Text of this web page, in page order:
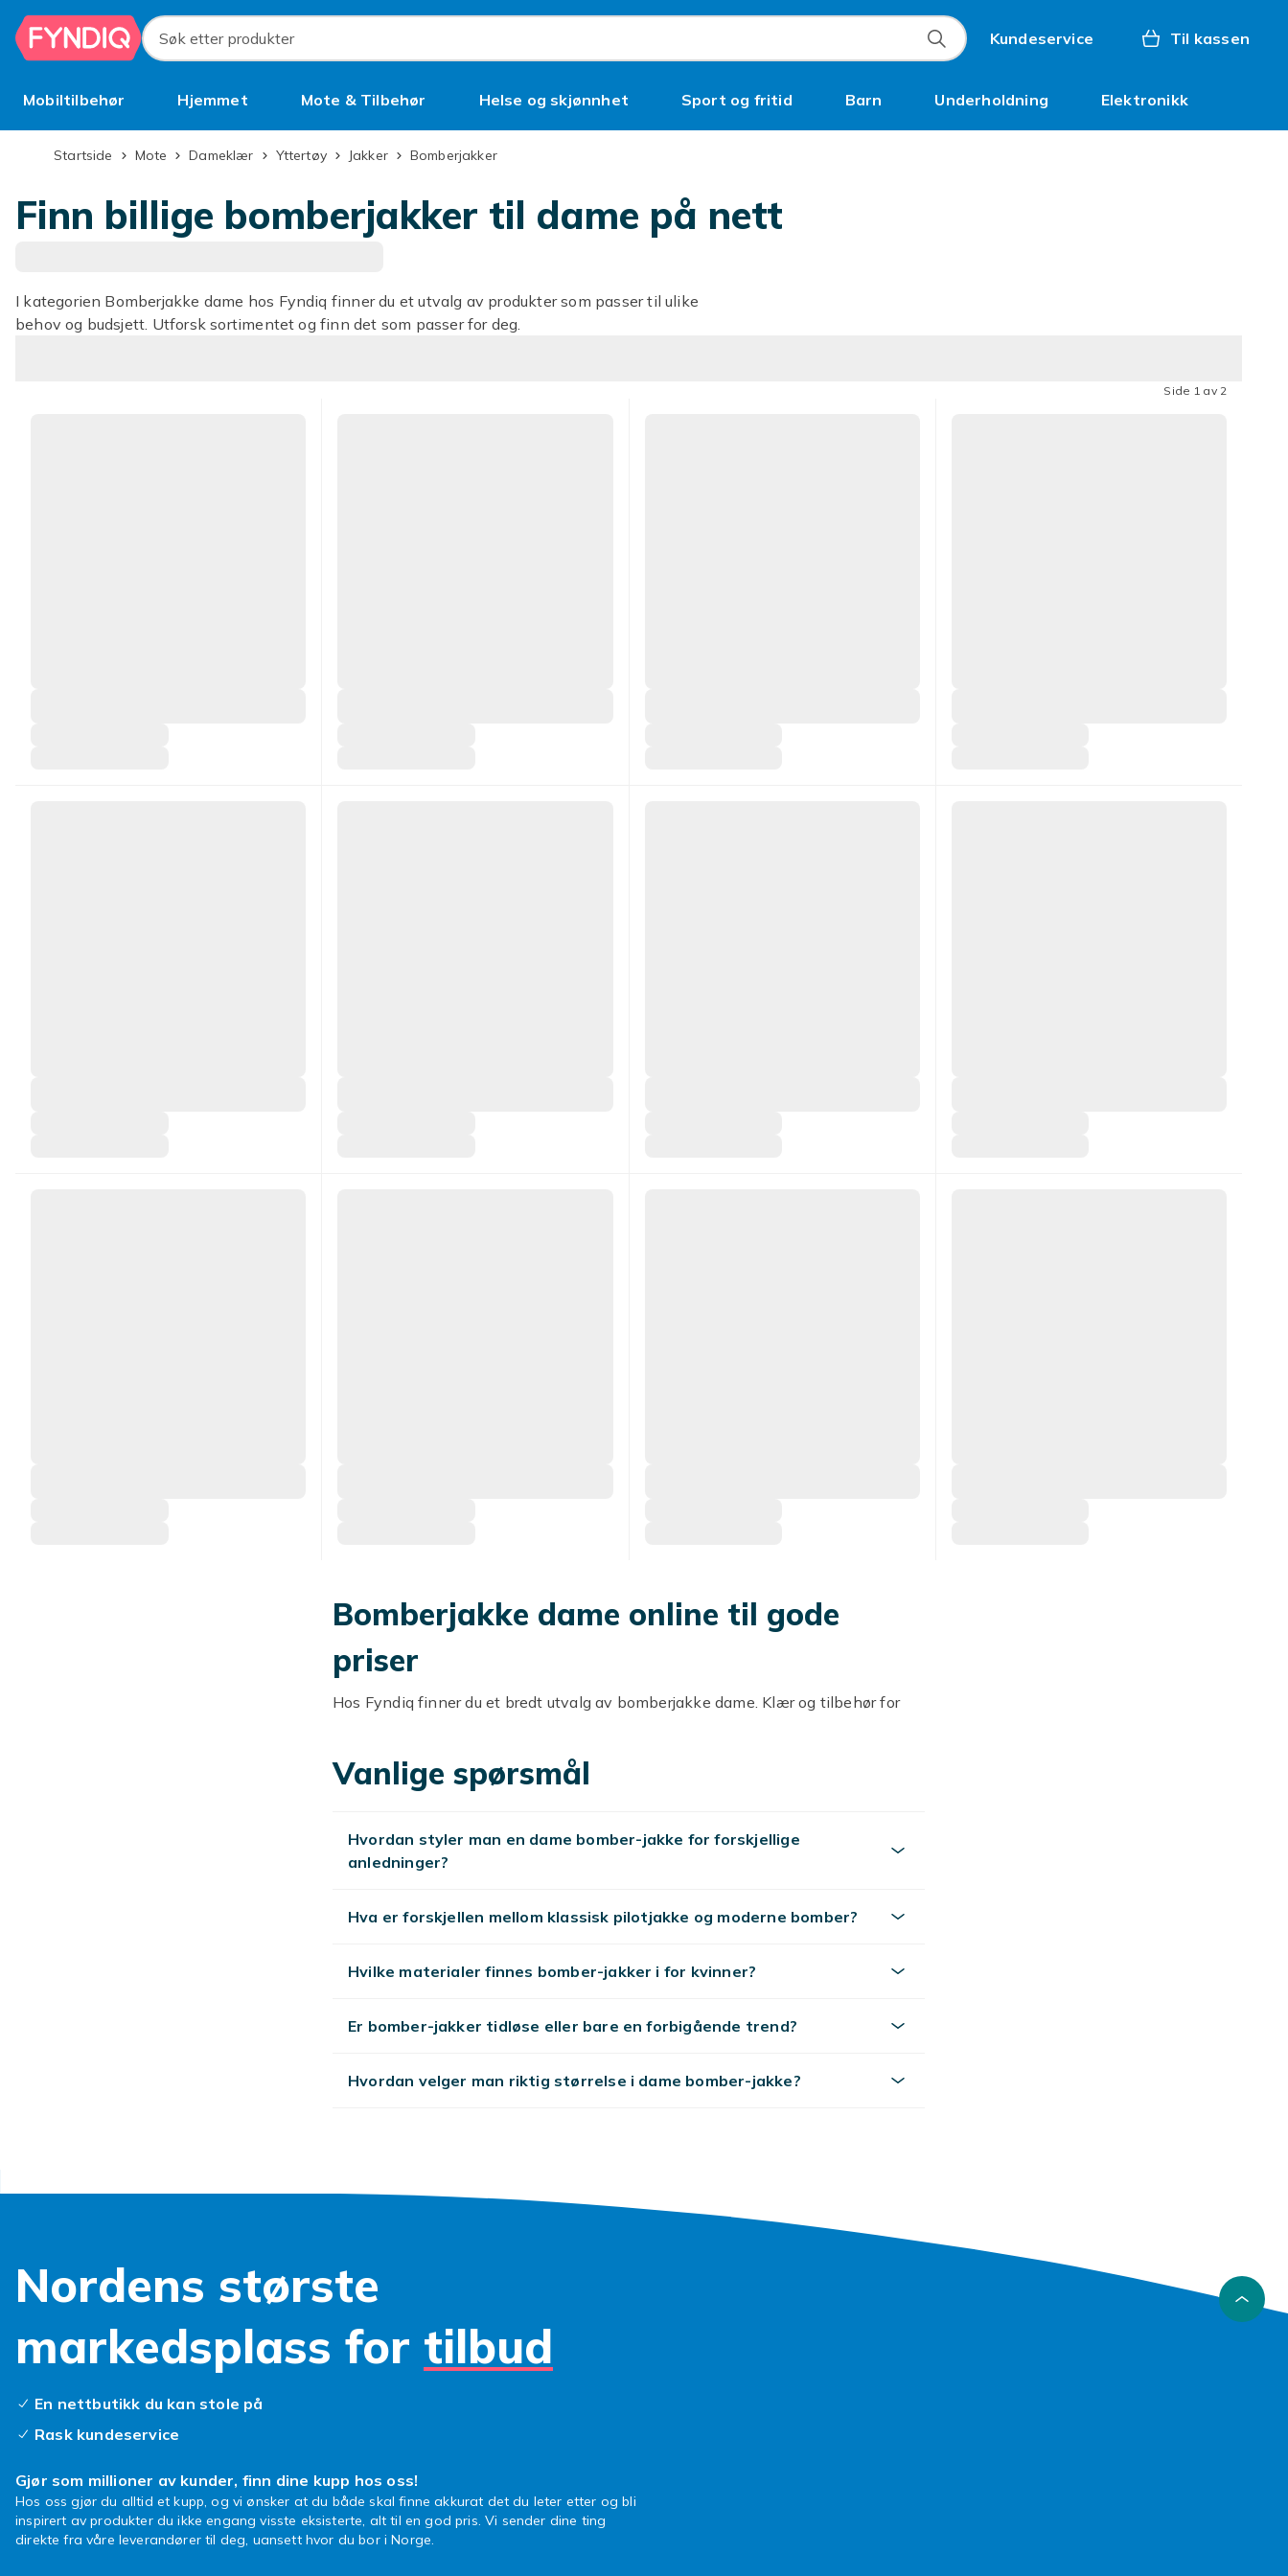
Hopp til hovedinnhold
Søk etter produkter
Kundeservice Til kassen
Mobiltilbehør Hjemmet Mote & Tilbehør Helse og skjønnhet Sport og fritid Barn Underholdning Elektronikk
BruktStartside Mote Dameklær Yttertøy Jakker Bomberjakker
Finn billige bomberjakker til dame på nett
I kategorien Bomberjakke dame hos Fyndiq finner du et utvalg av produkter som passer til ulike
behov og budsjett. Utforsk sortimentet og finn det som passer for deg.
Side 1 av 2
Bomberjakke dame online til gode
priser
Hos Fyndiq finner du et bredt utvalg av bomberjakke dame. Klær og tilbehør for
Stil og kvalitet
Utforsk mer
Vanlige spørsmål
Hvordan styler man en dame bomber-jakke for forskjellige
anledninger?
Hva er forskjellen mellom klassisk pilotjakke og moderne bomber?
Hvilke materialer finnes bomber-jakker i for kvinner?
Er bomber-jakker tidløse eller bare en forbigående trend?
Hvordan velger man riktig størrelse i dame bomber-jakke?
Nordens største
markedsplass for tilbud
En nettbutikk du kan stole på
Rask kundeservice
Gjør som millioner av kunder, finn dine kupp hos oss!
Hos oss gjør du alltid et kupp, og vi ønsker at du både skal finne akkurat det du leter etter og bli
inspirert av produkter du ikke engang visste eksisterte, alt til en god pris. Vi sender dine ting
direkte fra våre leverandører til deg, uansett hvor du bor i Norge.